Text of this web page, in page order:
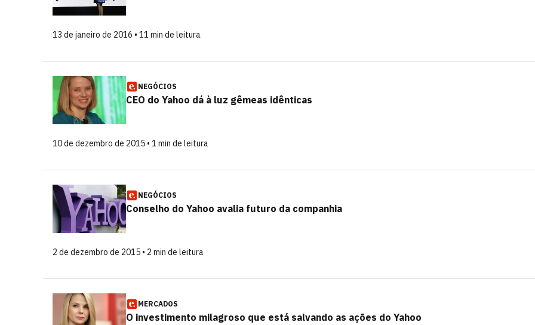
13 de janeiro de 2016 • 11 min de leitura
NEGÓCIOS
CEO do Yahoo dá à luz gêmeas idênticas
10 de dezembro de 2015 • 1 min de leitura
NEGÓCIOS
Conselho do Yahoo avalia futuro da companhia
2 de dezembro de 2015 • 2 min de leitura
MERCADOS
O investimento milagroso que está salvando as ações do Yahoo